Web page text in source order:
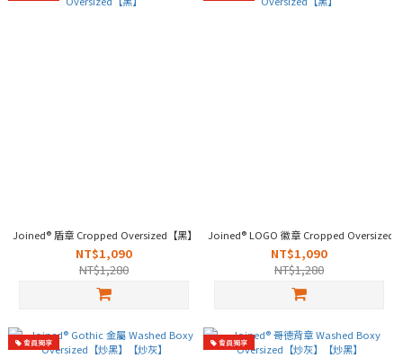
Joined® 盾章 Cropped Oversized【黑】
NT$1,090
NT$1,280
Joined® LOGO 徽章 Cropped Oversized
NT$1,090
NT$1,280
會員獨享 會員獨享